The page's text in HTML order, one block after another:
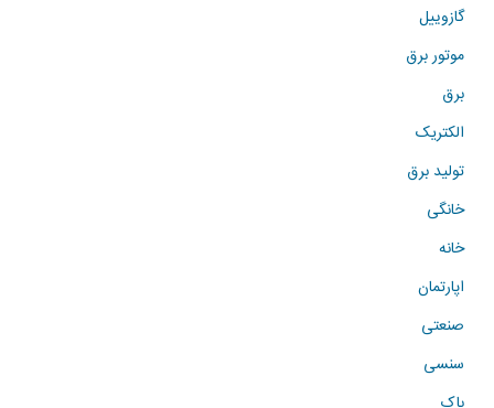
گازوییل
موتور برق
برق
الکتریک
تولید برق
خانگی
خانه
اپارتمان
صنعتی
سنسی